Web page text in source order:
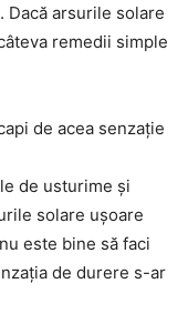
Dacă arsurile solare
remedii simple
de acea senzație
de usturime și
solare ușoare
este bine să faci
de durere s-ar